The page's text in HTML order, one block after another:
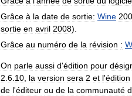
Grâce à la date de sortie: Wine
sortie en avril 2008).
Grâce au numéro de la révision :
On parle aussi d'édition pour
2.6.10, la version sera 2 et l'édition
de l'éditeur ou de la communauté